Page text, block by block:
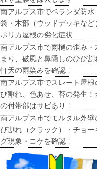
南アルプス市でベランダ防水
袋・木部（ウッドデッキなど
ポリカ屋根の劣化症状
南アルプス市で雨樋の歪み・
まり、破風と鼻隠しのひび割
軒天の雨染みを確認！
南アルプス市でスレート屋根
び割れ、色あせ、苔の発生！
の付帯部はサビあり！
南アルプス市でモルタル外壁
び割れ（クラック）・チョー
グ現象・コケを確認！